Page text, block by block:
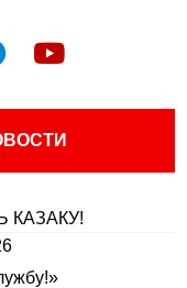
КАЗАКУ!